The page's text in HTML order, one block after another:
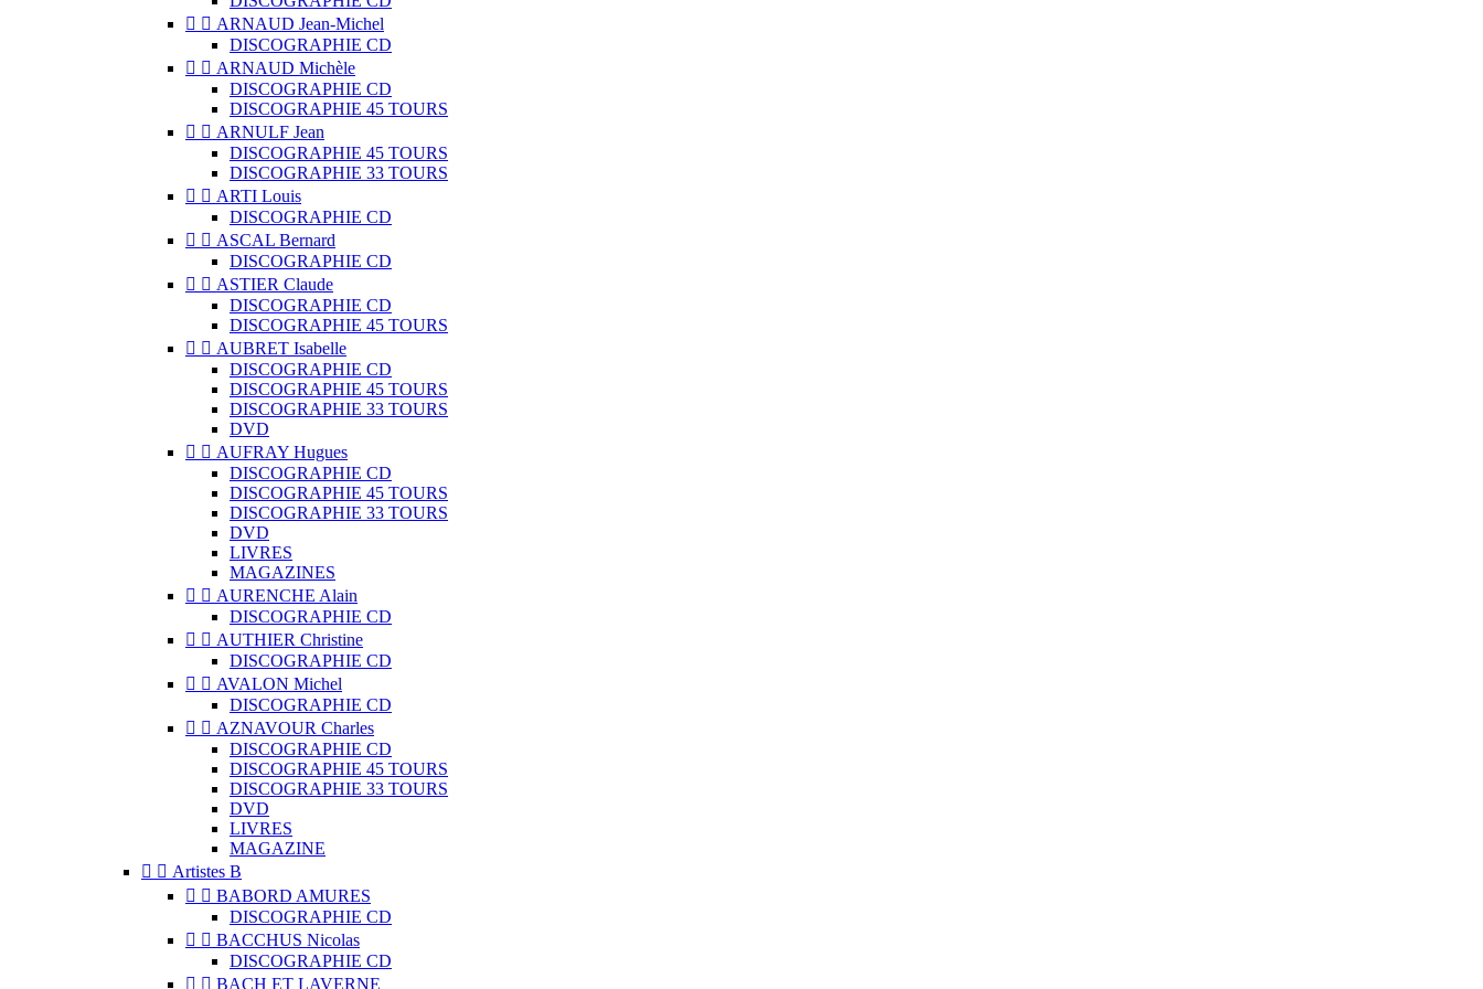
  ARNAUD Jean-Michel
DISCOGRAPHIE CD
  ARNAUD Michèle
DISCOGRAPHIE CD
DISCOGRAPHIE 45 TOURS
  ARNULF Jean
DISCOGRAPHIE 45 TOURS
DISCOGRAPHIE 33 TOURS
  ARTI Louis
DISCOGRAPHIE CD
  ASCAL Bernard
DISCOGRAPHIE CD
  ASTIER Claude
DISCOGRAPHIE CD
DISCOGRAPHIE 45 TOURS
  AUBRET Isabelle
DISCOGRAPHIE CD
DISCOGRAPHIE 45 TOURS
DISCOGRAPHIE 33 TOURS
DVD
  AUFRAY Hugues
DISCOGRAPHIE CD
DISCOGRAPHIE 45 TOURS
DISCOGRAPHIE 33 TOURS
DVD
LIVRES
MAGAZINES
  AURENCHE Alain
DISCOGRAPHIE CD
  AUTHIER Christine
DISCOGRAPHIE CD
  AVALON Michel
DISCOGRAPHIE CD
  AZNAVOUR Charles
DISCOGRAPHIE CD
DISCOGRAPHIE 45 TOURS
DISCOGRAPHIE 33 TOURS
DVD
LIVRES
MAGAZINE
  Artistes B
  BABORD AMURES
DISCOGRAPHIE CD
  BACCHUS Nicolas
DISCOGRAPHIE CD
  BACH ET LAVERNE